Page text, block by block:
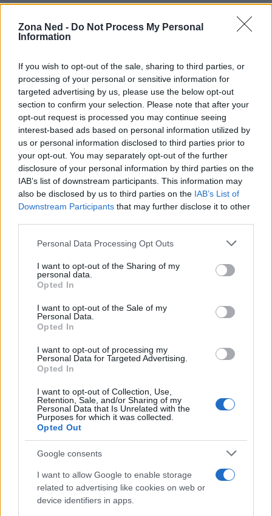
Zona Ned - Do Not Process My Personal
Information
If you wish to opt-out of the sale, sharing to third parties, or
processing of your personal or sensitive information for
targeted advertising by us, please use the below opt-out
section to confirm your selection. Please note that after your
opt-out request is processed you may continue seeing
interest-based ads based on personal information utilized by
us or personal information disclosed to third parties prior to
your opt-out. You may separately opt-out of the further
disclosure of your personal information by third parties on the
IAB’s list of downstream participants. This information may
also be disclosed by us to third parties on the IAB’s List of
Downstream Participants that may further disclose it to other
Please note that this website/app uses one or more Google
not limited to your visit or usage behaviour. You may click to
grant or deny consent to Google and its third-party tags to
use your data for below specified purposes in below Google
consent section.
Personal Data Processing Opt Outs
I want to opt-out of the Sharing of my
personal data.
Opted In
I want to opt-out of the Sale of my
Personal Data.
Opted In
I want to opt-out of processing my
Personal Data for Targeted Advertising.
Opted In
I want to opt-out of Collection, Use,
Retention, Sale, and/or Sharing of my
Personal Data that Is Unrelated with the
Purposes for which it was collected.
Opted Out
Google consents
I want to allow Google to enable storage
related to advertising like cookies on web or
device identifiers in apps.
AUTORE
Staff
Continua a leggere
NERD NEWS